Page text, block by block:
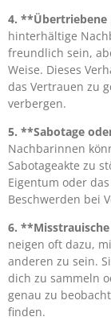
4.
hinterhältige
freundlich sein,
Weise. Dieses
das Vertrauen zu
verbergen.
5. **Sabotage
Nachbarinnen
Sabotageakte zu
Eigentum oder
Beschwerden bei
6.
neigen oft dazu,
anderen zu sein.
dich zu sammeln
genau zu
finden.